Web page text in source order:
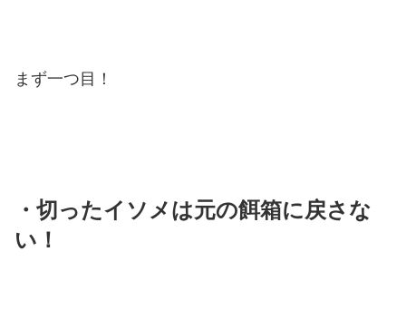
まず一つ目！
・切ったイソメは元の餌箱に戻さな
い！